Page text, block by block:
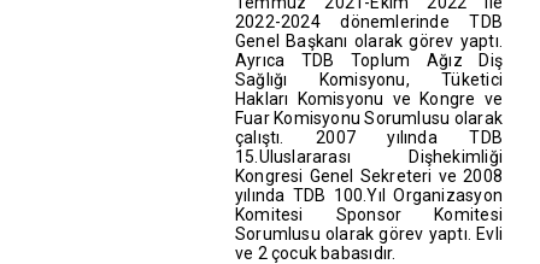
2022-2024 dönemlerinde TDB
Genel Başkanı olarak görev yaptı.
Ayrıca TDB Toplum Ağız Diş
Sağlığı Komisyonu, Tüketici
Hakları Komisyonu ve Kongre ve
Fuar Komisyonu Sorumlusu olarak
çalıştı. 2007 yılında TDB
15.Uluslararası Dişhekimliği
Kongresi Genel Sekreteri ve 2008
yılında TDB 100.Yıl Organizasyon
Komitesi Sponsor Komitesi
Sorumlusu olarak görev yaptı. Evli
ve 2 çocuk babasıdır.